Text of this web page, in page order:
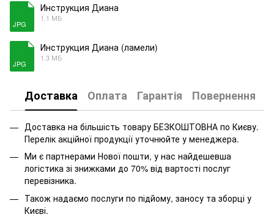
JPG
Инструкция Диана
1.1 МБ
JPG
Инструкция Диана (ламели)
1.3 МБ
Доставка Оплата Гарантія Повернення
Доставка на більшість товару БЕЗКОШТОВНА по Києву.
Перелік акційної продукції уточнюйте у менеджера.
Ми є партнерами Нової пошти, у нас найдешевша
логістика зі знижками до 70% від вартості послуг
перевізника.
Також надаємо послуги по підйому, заносу та зборці у
Києві.